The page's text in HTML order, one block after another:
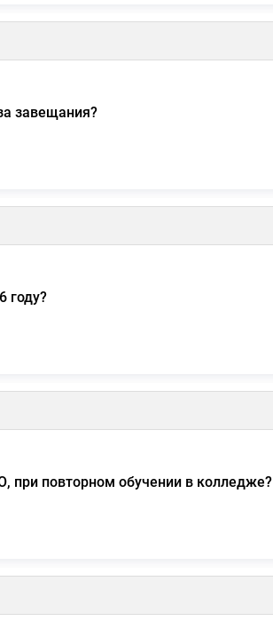
завещания?
году?
при повторном обучении в колледже?